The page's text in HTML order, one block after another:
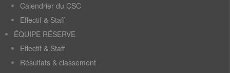
Calendrier du CSC
Effectif & Staff
ÉQUIPE RÉSERVE
Effectif & Staff
Résultats & classement